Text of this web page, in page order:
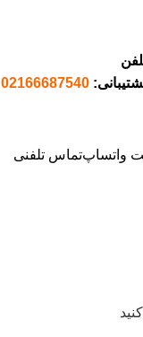
02166687540
واتساپتماس تلفنی